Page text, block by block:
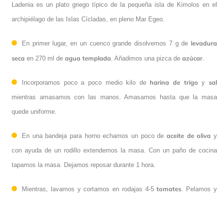
Ladenia es un plato griego típico de la pequeña isla de Kimolos en el
archipiélago de las Islas Cícladas, en pleno Mar Egeo.
En primer lugar, en un cuenco grande disolvemos 7 g delevadura
seca en 270 ml de agua templada . Añadimos una pizca de azúcar
Incorporamos poco a poco medio kilo deharina de trigoysal
mientras amasamos con las manos. Amasamos hasta que la masa
quede uniforme.
En una bandeja para horno echamos un poco deaceite de olivay
con ayuda de un rodillo extendemos la masa. Con un paño de cocina
tapamos la masa. Dejamos reposar durante 1 hora.
Mientras, lavamos y cortamos en rodajas 4-5tomates. Pelamos y